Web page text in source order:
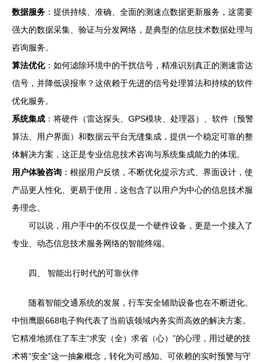
数据服务 ：提供持续、准确、全面的测速点数据更新服务，这需要
强大的数据采集、验证与分发网络，是典型的信息技术数据处理与
咨询服务。
算法优化：如何滤除环境中的干扰信号，精准识别真正的测速雷达
信号，并降低误报率？这依赖于先进的信号处理算法和持续的软件
优化服务。
系统集成 ：将硬件（雷达探头、GPS模块、处理器）、软件（预警
算法、用户界面）和数据云平台无缝集成，提供一个稳定可靠的整
体解决方案，这正是专业信息技术咨询与系统集成能力的体现。
用户体验咨询 ：根据用户反馈，不断优化提示方式、界面设计，使
产品更人性化、更易于使用，这包含了以用户为中心的信息技术服
务理念。
可以说，用户手中的不仅仅是一个硬件设备，更是一个接入了
专业、动态信息技术服务网络的智能终端。
四、 智能出行时代的可靠伙伴
随着智能交通系统的发展，行车安全辅助设备也在不断进化。
中恒鹰眼668电子狗代表了当前该领域内务实而高效的解决方案。
它精准地抓住了车主“求安（全）求省（心）”的心理，用过硬的技
术将“安全”这一抽象概念，转化为可感知、可依赖的实时预警与守